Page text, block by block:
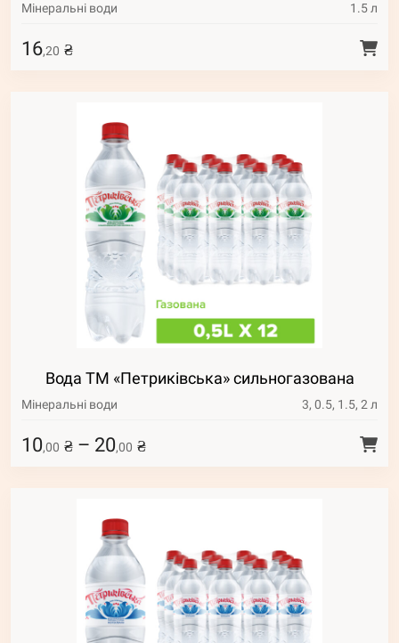
Мінеральні води 1.5 л
16,20 ₴
Вода ТМ «Петриківська» сильногазована
Мінеральні води 3, 0.5, 1.5, 2 л
10,00 ₴ – 20,00 ₴